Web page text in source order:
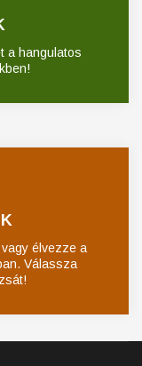
a hangulatos
élvezze a
Válassza